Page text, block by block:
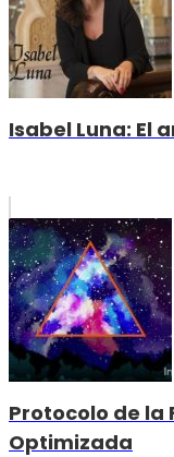
Isabel Luna: El
Protocolo de la
Optimizada